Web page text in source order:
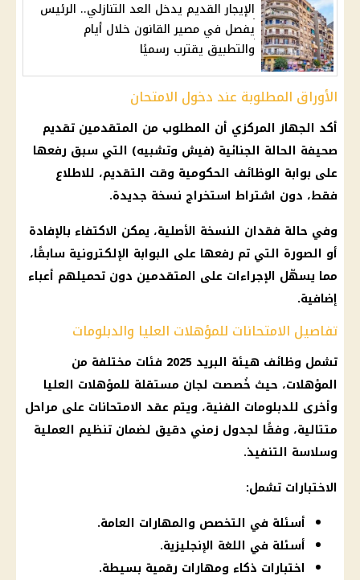
الإيجار القديم يدخل العد التنازلي.. الرئيس
يفصل في مصير القانون خلال أيام
والتطبيق يقترب رسميًا
الأوراق المطلوبة عند دخول الامتحان
أكد الجهاز المركزي أن المطلوب من المتقدمين تقديم
صحيفة الحالة الجنائية (فيش وتشبيه) التي سبق رفعها
على بوابة الوظائف الحكومية وقت التقديم، للاطلاع
فقط، دون اشتراط استخراج نسخة جديدة.
وفي حالة فقدان النسخة الأصلية، يمكن الاكتفاء بالإفادة
أو الصورة التي تم رفعها على البوابة الإلكترونية سابقًا،
مما يسهّل الإجراءات على المتقدمين دون تحميلهم أعباء
إضافية.
تفاصيل الامتحانات للمؤهلات العليا والدبلومات
تشمل وظائف هيئة البريد 2025 فئات مختلفة من
المؤهلات، حيث خُصصت لجان مستقلة للمؤهلات العليا
وأخرى للدبلومات الفنية، ويتم عقد الامتحانات على مراحل
متتالية، وفقًا لجدول زمني دقيق لضمان تنظيم العملية
وسلاسة التنفيذ.
الاختبارات تشمل:
أسئلة في التخصص والمهارات العامة.
أسئلة في اللغة الإنجليزية.
اختبارات ذكاء ومهارات رقمية بسيطة.